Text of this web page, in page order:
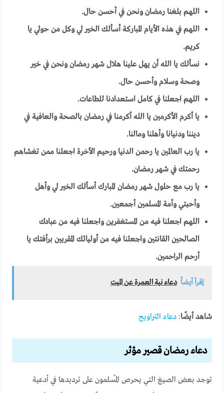
اللهم بلغنا رمضان ونحن في أحسن حال.
اللهم في هذه الأيام المباركة أسألك الخير لي وكل من حولي يا
كريم.
نسألك يا الله أن يهل علينا هلال شهر رمضان ونحن في خير
وصحة وسلام وأحسن حال.
اللهم اجعلنا في كامل استعدادنا للطاعات.
يا أكرم الأكرمين يا الله أكرمنا في رمضان بالصحة والعافية في
ديننا ودنيانا وأهلنا ومالنا.
يا رب العالمين يا رحمن الدنيا ورحيم الآخرة اجعلنا ممن تغشاهم
رحمتك في شهر رمضان.
يا رب مع حلول شهر رمضان المبارك أسألك الخير لي وأهل
وأحبتي وأمة المسلمين أجمعين.
اللهم اجعلنا فيه من المستغفرين واجعلنا فيه من عبادك
الصالحين القانتين واجعلنا فيه من أوليائك المقربين برأفتك يا
أرحم الراحمين.
إقرأ أيضاً دعاء نية العمرة عن الميت
شاهد أيضًا:دعاء التراويح
دعاء رمضان قصير مؤثر
توجد بعض الصيغ التي يحرص المُسلمون على ترديدها في أدعية